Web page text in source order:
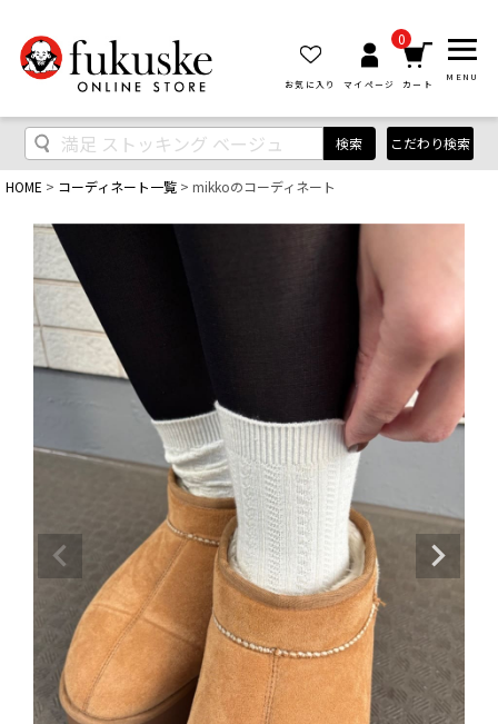
お気に入り マイページ
0
カート
MENU
検索 こだわり検索
HOME コーディネート一覧 mikkoのコーディネート